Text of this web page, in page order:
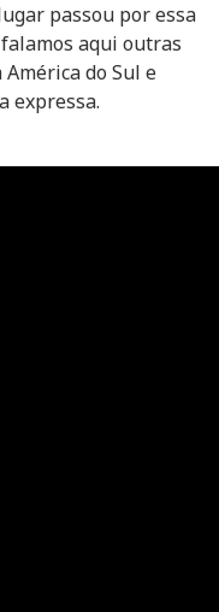
passou por essa
aqui outras
do Sul e
expressa.